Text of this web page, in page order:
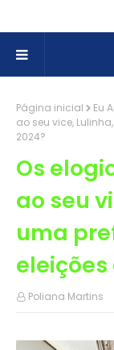
Página inicial Eu
ao seu vice,
2024?
Os
ao seu
uma
eleições
Poliana Martins